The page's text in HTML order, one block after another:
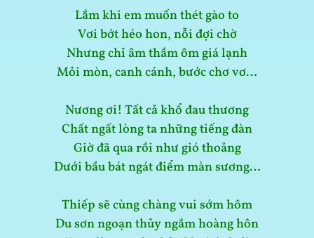
Lắm khi em muốn thét gào to
Vơi bớt héo hon, nỗi đợi chờ
Nhưng chỉ âm thầm ôm giá lạnh
Mỏi mòn, canh cánh, bước chơ vơ…
Nương ơi! Tất cả khổ đau thương
Chất ngất lòng ta những tiếng đàn
Giờ đã qua rồi như gió thoảng
Dưới bầu bát ngát điểm màn sương…
Thiếp sẽ cùng chàng vui sớm hôm
Du sơn ngoạn thủy ngắm hoàng hôn